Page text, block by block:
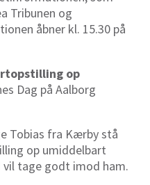
Tribunen og
åbner kl. 15.30 på
op
Dag på Aalborg
Tobias fra Kærby stå
op umiddelbart
vil tage godt imod ham.